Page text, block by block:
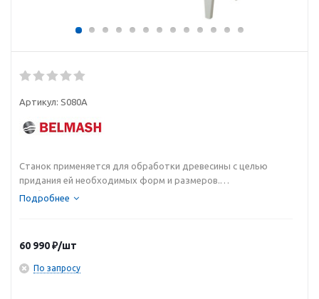
Артикул: S080A
Станок применяется для обработки древесины c целью
придания ей необходимых форм и размеров.
Наибольший диаметр устанавливаемой заготовки на станок
на верстаке
Подробнее
60 990₽/шт
По запросу